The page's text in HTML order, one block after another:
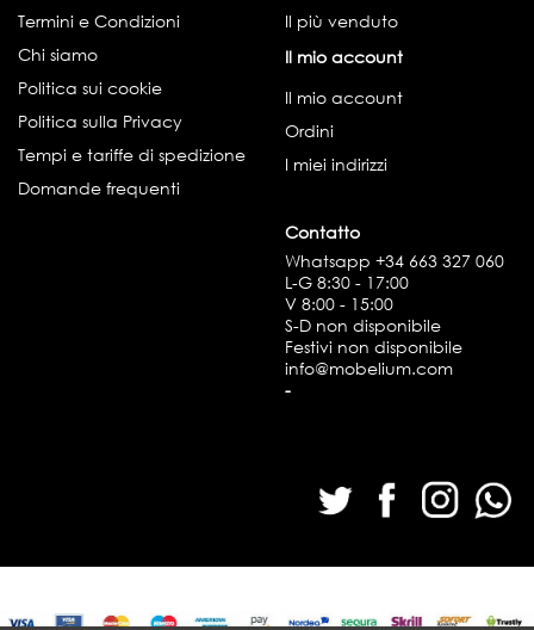
Termini e Condizioni
Chi siamo
Politica sui cookie
Politica sulla Privacy
Tempi e tariffe di spedizione
Domande frequenti
Il più venduto
Il mio account
Il mio account
Ordini
I miei indirizzi
Contatto
Whatsapp +34 663 327 060
L-G 8:30 - 17:00
V 8:00 - 15:00
S-D non disponibile
Festivi non disponibile
info@mobelium.com
-